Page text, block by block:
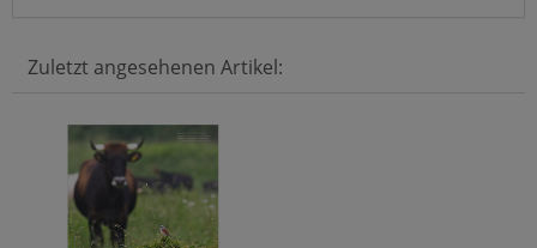
Zuletzt angesehenen Artikel: